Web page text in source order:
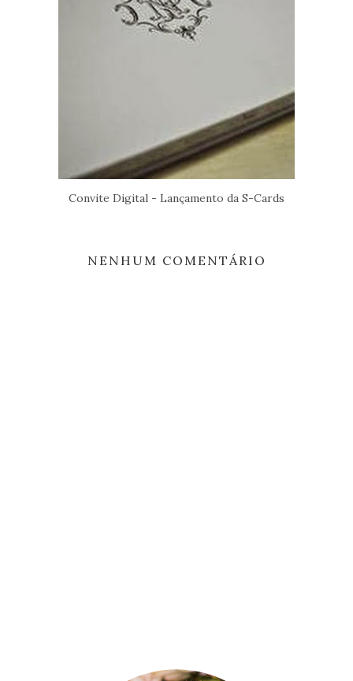
Convite Digital - Lançamento da S-Cards
NENHUM COMENTÁRIO